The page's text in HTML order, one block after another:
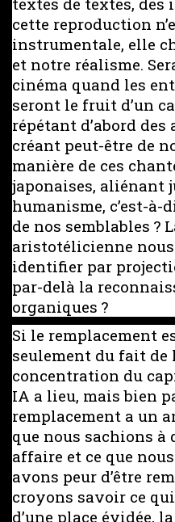
cette reproduction
instrumentale, elle
et notre réalisme.
cinéma quand les
seront le fruit d’un
répétant d’abord
créant peut-être de
manière de ces
japonaises, aliénant
humanisme, c’est-à-
de nos semblables ?
aristotélicienne
identifier par
par-delà la
organiques ?
Si le remplacement
seulement du fait de
concentration du
IA a lieu, mais bien
remplacement a un
que nous sachions à
affaire et ce que
avons peur d’être
croyons savoir ce
d’une place évidée,